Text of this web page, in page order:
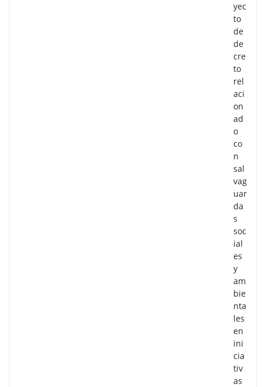
yec
to
de
de
cre
to
rel
aci
on
ad
o
co
n
sal
vag
uar
da
s
soc
ial
es
y
am
bie
nta
les
en
ini
cia
tiv
as